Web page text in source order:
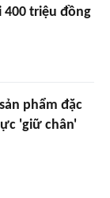
triệu đồng
phẩm đặc
'giữ chân'